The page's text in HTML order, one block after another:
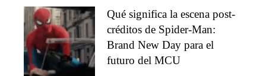
Qué significa la escena post-
créditos de Spider-Man:
Brand New Day para el
futuro del MCU